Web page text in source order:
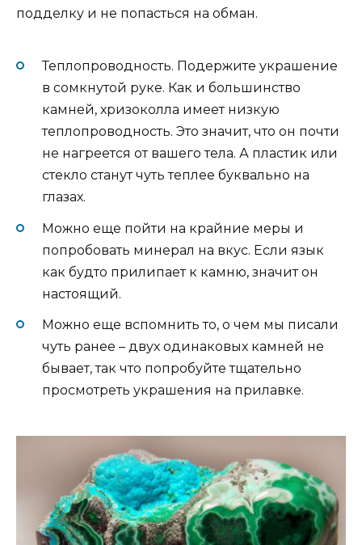
подделку и не попасться на обман.
Теплопроводность. Подержите украшение
в сомкнутой руке. Как и большинство
камней, хризоколла имеет низкую
теплопроводность. Это значит, что он почти
не нагреется от вашего тела. А пластик или
стекло станут чуть теплее буквально на
глазах.
Можно еще пойти на крайние меры и
попробовать минерал на вкус. Если язык
как будто прилипает к камню, значит он
настоящий.
Можно еще вспомнить то, о чем мы писали
чуть ранее – двух одинаковых камней не
бывает, так что попробуйте тщательно
просмотреть украшения на прилавке.